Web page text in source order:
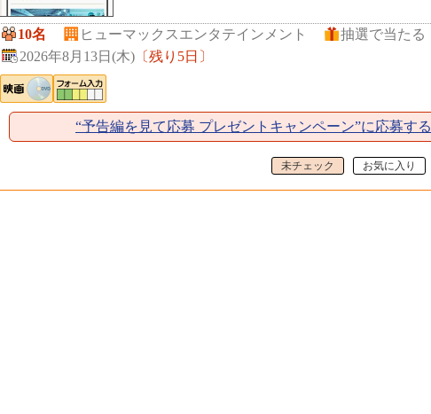
10名 ヒューマックスエンタテインメント
抽選で当たる
2026年8月13日(木) 〔残り5日 〕
“予告編を見て応募 プレゼントキャンペーン”に応募する
未チェック お気に入り